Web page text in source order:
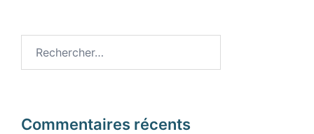
Commentaires récents